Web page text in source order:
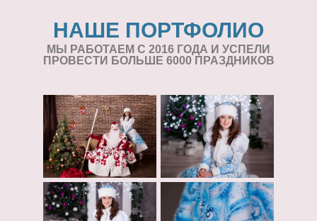
НАШЕ ПОРТФОЛИО
МЫ РАБОТАЕМ С 2016 ГОДА И УСПЕЛИ
ПРОВЕСТИ БОЛЬШЕ 6000 ПРАЗДНИКОВ